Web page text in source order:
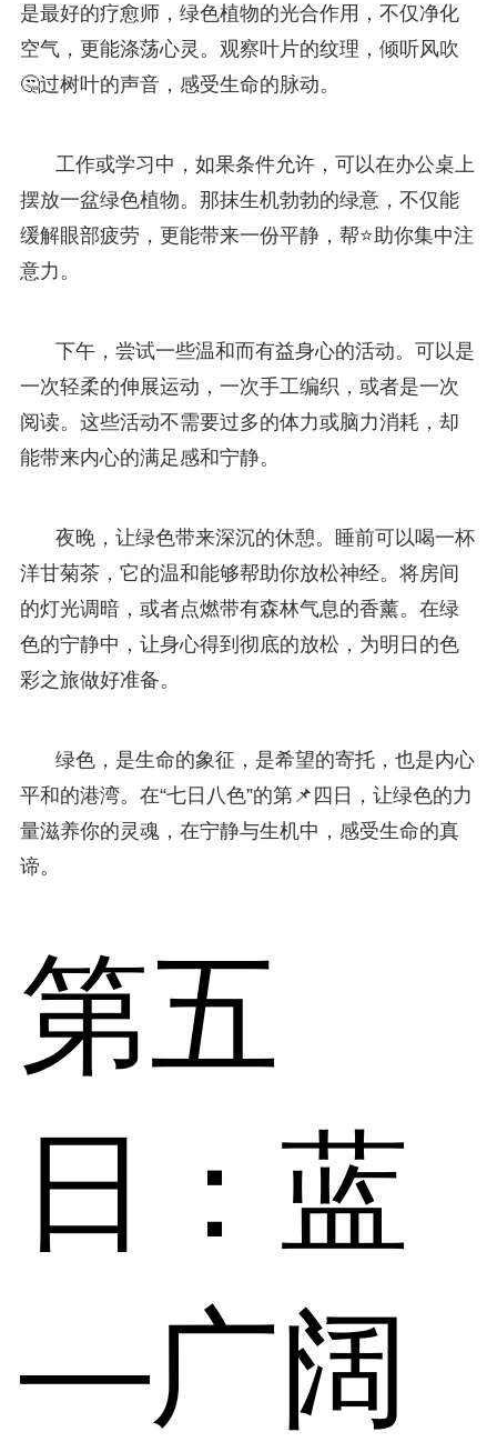
是最好的疗愈师，绿色植物的光合作用，不仅净化
空气，更能涤荡心灵。观察叶片的纹理，倾听风吹
🤔过树叶的声音，感受生命的脉动。
工作或学习中，如果条件允许，可以在办公桌上
摆放一盆绿色植物。那抹生机勃勃的绿意，不仅能
缓解眼部疲劳，更能带来一份平静，帮⭐助你集中注
意力。
下午，尝试一些温和而有益身心的活动。可以是
一次轻柔的伸展运动，一次手工编织，或者是一次
阅读。这些活动不需要过多的体力或脑力消耗，却
能带来内心的满足感和宁静。
夜晚，让绿色带来深沉的休憩。睡前可以喝一杯
洋甘菊茶，它的温和能够帮助你放松神经。将房间
的灯光调暗，或者点燃带有森林气息的香薰。在绿
色的宁静中，让身心得到彻底的放松，为明日的色
彩之旅做好准备。
绿色，是生命的象征，是希望的寄托，也是内心
平和的港湾。在“七日八色”的第📌四日，让绿色的力
量滋养你的灵魂，在宁静与生机中，感受生命的真
谛。
第五
日：蓝
—广阔